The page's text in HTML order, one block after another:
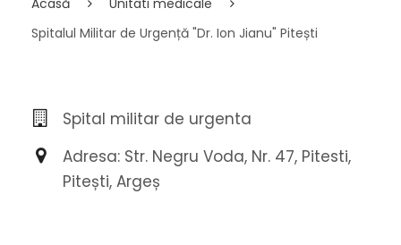
Acasă
Unitati medicale
Spitalul Militar de Urgență "Dr. Ion Jianu" Pitești
Spital militar de urgenta
Adresa: Str. Negru Voda, Nr. 47, Pitesti,
Pitești, Argeș